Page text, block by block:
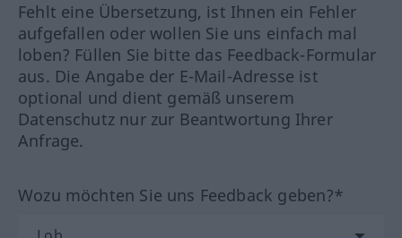
Fehlt eine Übersetzung, ist Ihnen ein Fehler
aufgefallen oder wollen Sie uns einfach mal
loben? Füllen Sie bitte das Feedback-Formular
aus. Die Angabe der E-Mail-Adresse ist
optional und dient gemäß unserem
Datenschutz nur zur Beantwortung Ihrer
Anfrage.
Wozu möchten Sie uns Feedback geben?*